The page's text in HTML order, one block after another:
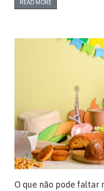
READ MORE
O que não pode faltar